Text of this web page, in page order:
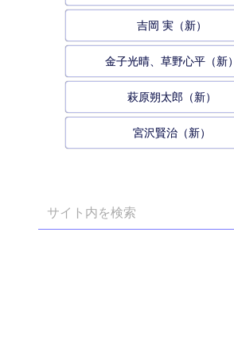
吉岡 実（新）
金子光晴、草野心平（新）
萩原朔太郎（新）
宮沢賢治（新）